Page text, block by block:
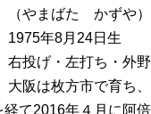
（やまばた かずや）
1975年8月24日生
右投げ・左打ち・外
大阪は枚方市で育ち
て2016年４月に阿